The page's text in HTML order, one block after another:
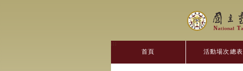
:::
首頁 活動場次總表